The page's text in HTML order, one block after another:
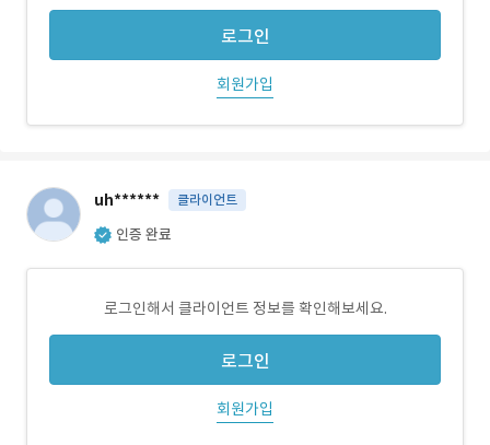
로그인
회원가입
uh****** 클라이언트
인증 완료
로그인해서 클라이언트 정보를 확인해보세요.
로그인
회원가입